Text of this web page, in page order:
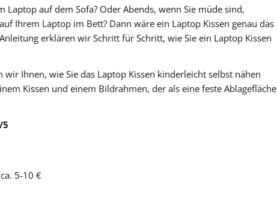
Laptop auf dem Sofa? Oder Abends, wenn Sie müde sind,
Ihrem Laptop im Bett? Dann wäre ein Laptop Kissen genau das
erklären wir Schritt für Schritt, wie Sie ein Laptop Kissen
wir Ihnen, wie Sie das Laptop Kissen kinderleicht selbst nähen
Kissen und einem Bildrahmen, der als eine feste Ablagefläche
5
5-10 €